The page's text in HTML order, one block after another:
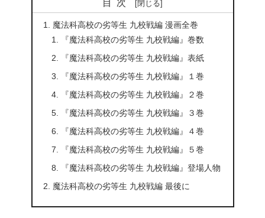
目次
魔法科高校の劣等生 九校戦編 漫画全巻
『魔法科高校の劣等生 九校戦編』巻数
『魔法科高校の劣等生 九校戦編』表紙
『魔法科高校の劣等生 九校戦編』１巻
『魔法科高校の劣等生 九校戦編』２巻
『魔法科高校の劣等生 九校戦編』３巻
『魔法科高校の劣等生 九校戦編』４巻
『魔法科高校の劣等生 九校戦編』５巻
『魔法科高校の劣等生 九校戦編』登場人物
魔法科高校の劣等生 九校戦編 最後に